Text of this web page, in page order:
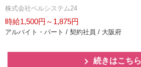
株式会社ベルシステム24
時給1,500円～1,875円
アルバイト・パート / 契約社員 / 大阪府
続きはこちら